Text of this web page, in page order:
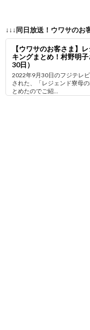
↓↓↓同日放送！ウワサのお
【ウワサのお客さま】
キングまとめ！村野明
30日）
2022年9月30日のフジテレ
された、「レジェンド寮母
とめたのでご紹...